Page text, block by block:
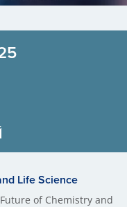
Life Science
of Chemistry and